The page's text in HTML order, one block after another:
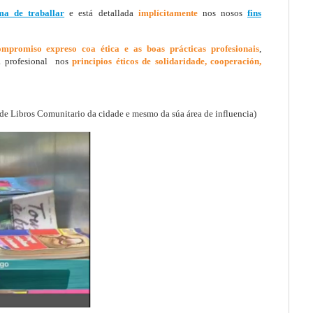
de traballar e está detallada implícitamentenos nosos fins
expreso coa ética e as boas prácticas profesionais,
profesional nosprincipios éticos de solidaridade, cooperación,
Libros Comunitario da cidade e mesmo da súa área de influencia)